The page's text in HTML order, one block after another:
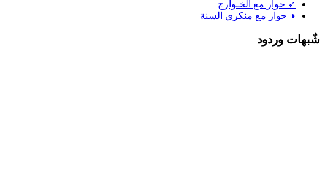
➶ حوار مع الخـوارج
◑ حوار مع منكري السنة
شٌبهات وردود